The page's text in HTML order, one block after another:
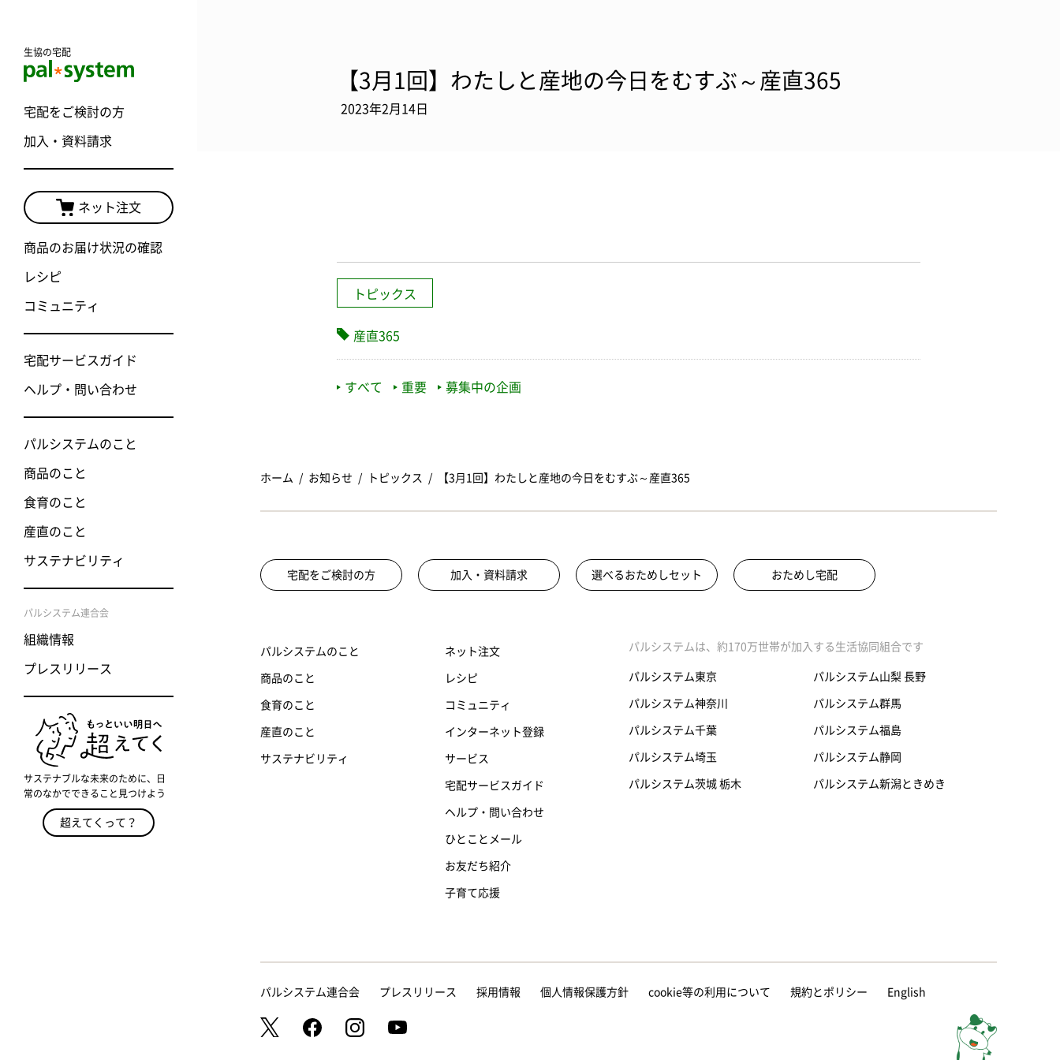
生協の宅配
宅配をご検討の方
加入・資料請求
ネット注文
商品のお届け状況の確認
レシピ
コミュニティ
宅配サービスガイド
ヘルプ・問い合わせ
パルシステムのこと
商品のこと
食育のこと
産直のこと
サステナビリティ
パルシステム連合会
組織情報
プレスリリース
サステナブルな未来のために、日
常のなかでできること見つけよう
超えてくって？
【3月1回】わたしと産地の今日をむすぶ～産直365
2023年2月14日
トピックス
産直365
すべて 重要 募集中の企画
ホーム お知らせ トピックス 【3月1回】わたしと産地の今日をむすぶ～産直365
宅配をご検討の方 加入・資料請求 選べるおためしセット おためし宅配
パルシステムのこと
商品のこと
食育のこと
産直のこと
サステナビリティ
ネット注文
レシピ
コミュニティ
インターネット登録
サービス
宅配サービスガイド
ヘルプ・問い合わせ
ひとことメール
お友だち紹介
子育て応援
パルシステムは、約170万世帯が加入する生活協同組合です
パルシステム東京
パルシステム神奈川
パルシステム千葉
パルシステム埼玉
パルシステム茨城 栃木
パルシステム山梨 長野
パルシステム群馬
パルシステム福島
パルシステム静岡
パルシステム新潟ときめき
パルシステム連合会 プレスリリース 採用情報 個人情報保護方針 cookie等の利用について 規約とポリシー English